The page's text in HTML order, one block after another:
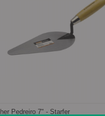
Colher Pedreiro 7" - Starfer